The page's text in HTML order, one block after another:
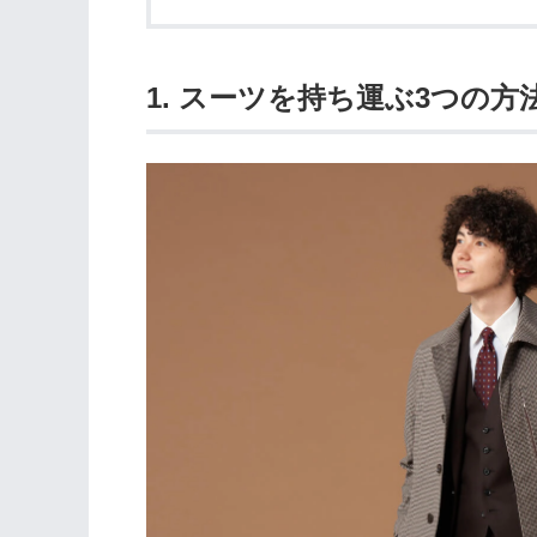
1. スーツを持ち運ぶ3つの方